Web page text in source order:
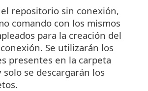
repositorio sin conexión,
comando con los mismos
para la creación del
Se utilizarán los
presentes en la carpeta
se descargarán los